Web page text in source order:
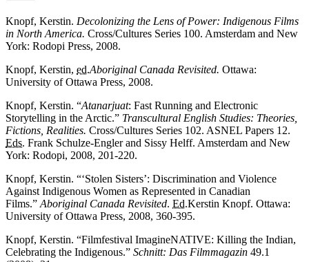
Knopf, Kerstin. Decolonizing the Lens of Power: Indigenous Films
in North America. Cross/Cultures Series 100. Amsterdam and New
York: Rodopi Press, 2008.
Knopf, Kerstin, ed.Aboriginal Canada Revisited. Ottawa:
University of Ottawa Press, 2008.
Knopf, Kerstin. “Atanarjuat: Fast Running and Electronic
Storytelling in the Arctic.” Transcultural English Studies: Theories,
Fictions, Realities. Cross/Cultures Series 102. ASNEL Papers 12.
Eds. Frank Schulze-Engler and Sissy Helff. Amsterdam and New
York: Rodopi, 2008, 201-220.
Knopf, Kerstin. “‘Stolen Sisters’: Discrimination and Violence
Against Indigenous Women as Represented in Canadian
Films.” Aboriginal Canada Revisited. Ed.Kerstin Knopf. Ottawa:
University of Ottawa Press, 2008, 360-395.
Knopf, Kerstin. “Filmfestival ImagineNATIVE: Killing the Indian,
Celebrating the Indigenous.” Schnitt: Das Filmmagazin 49.1